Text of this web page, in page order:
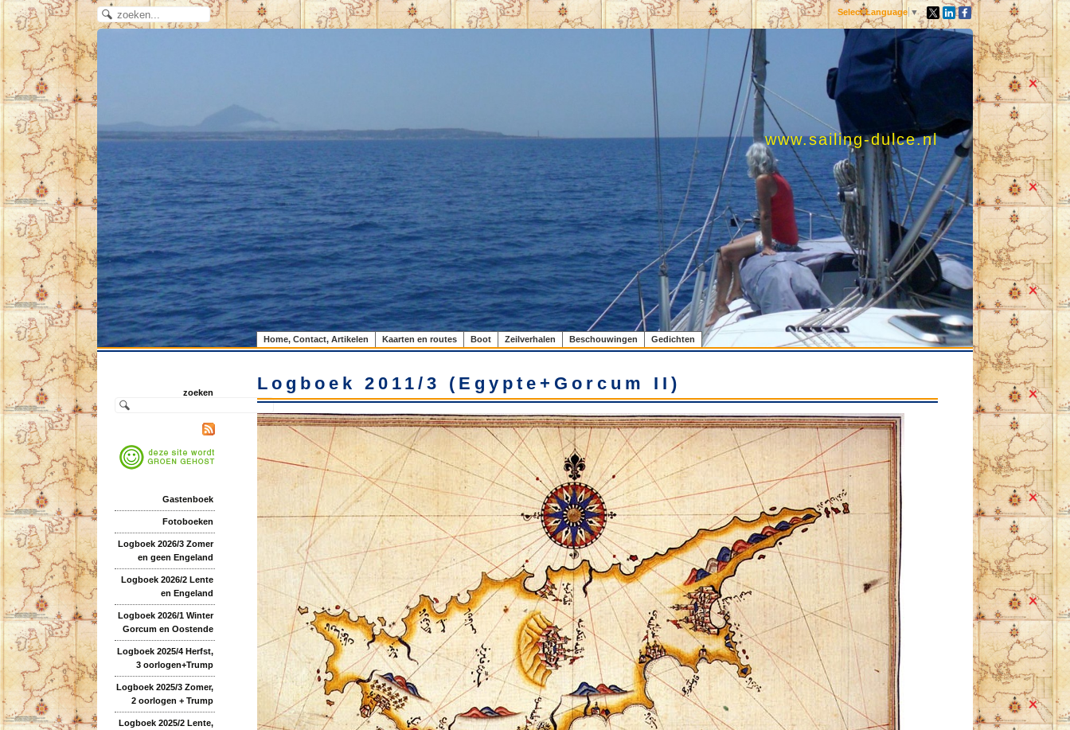
Select Language ▼
www.sailing-dulce.nl
Home, Contact, Artikelen Kaarten en routes Boot Zeilverhalen Beschouwingen Gedichten
zoeken
Gastenboek
Fotoboeken
Logboek 2026/3 Zomer
en geen Engeland
Logboek 2026/2 Lente
en Engeland
Logboek 2026/1 Winter
Gorcum en Oostende
Logboek 2025/4 Herfst,
3 oorlogen+Trump
Logboek 2025/3 Zomer,
2 oorlogen + Trump
Logboek 2025/2 Lente,
Logboek 2011/3 (Egypte+Gorcum II)